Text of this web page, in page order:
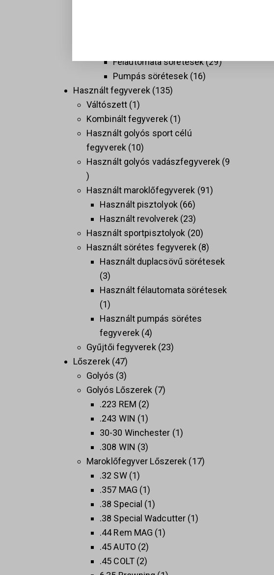
Félautomata sörétesek 29
Pumpás sörétesek 16
Használt fegyverek 135
Váltószett 1
Kombinált fegyverek 1
Használt golyós sport célú
fegyverek 10
Használt golyós vadászfegyverek 9
Használt maroklőfegyverek 91
Használt pisztolyok 66
Használt revolverek 23
Használt sportpisztolyok 20
Használt sörétes fegyverek 8
Használt duplacsövű sörétesek
3
Használt félautomata sörétesek
1
Használt pumpás sörétes
fegyverek 4
Gyűjtői fegyverek 23
Lőszerek 47
Golyós 3
Golyós Lőszerek 7
.223 REM 2
.243 WIN
1
30-30 Winchester 1
.308 WIN
3
Maroklőfegyver Lőszerek 17
.32 SW 1
.357 MAG 1
.38 Special
1
.38 Special Wadcutter 1
.44 Rem MAG 1
.45 AUTO 2
.45 COLT 2